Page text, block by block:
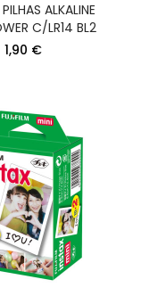
ALKALINE
C/LR14 BL2
1,90 €